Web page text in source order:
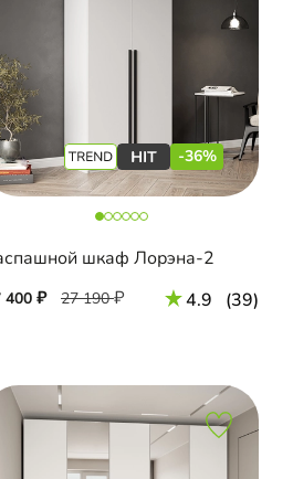
-36%
шкаф Лорэна-2
400 27 190 4.9 (39)